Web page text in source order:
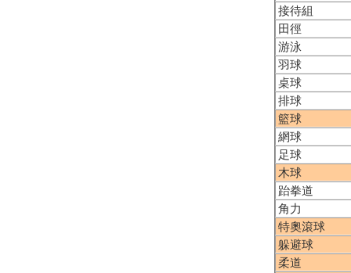
接待組
田徑
游泳
羽球
桌球
排球
籃球
網球
足球
木球
跆拳道
角力
特奧滾球
躲避球
柔道